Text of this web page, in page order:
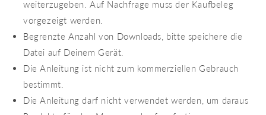
weiterzugeben. Auf Nachfrage muss der Kaufbeleg
vorgezeigt werden.
Begrenzte Anzahl von Downloads, bitte speichere die
Datei auf Deinem Gerät.
Die Anleitung ist nicht zum kommerziellen Gebrauch
bestimmt.
Die Anleitung darf nicht verwendet werden, um daraus